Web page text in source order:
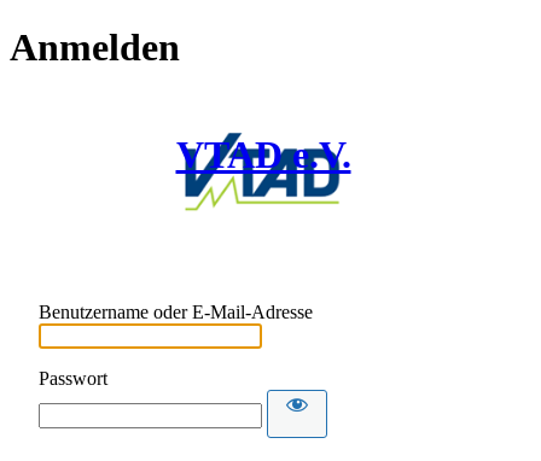
Anmelden
VTAD e.V.
Benutzername oder E-Mail-Adresse
Passwort